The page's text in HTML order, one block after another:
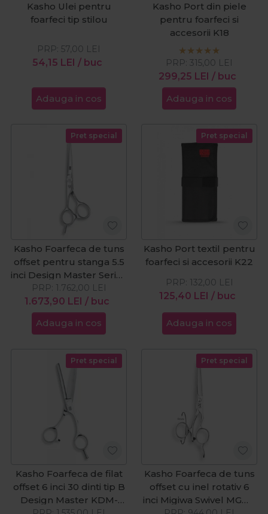
Kasho Ulei pentru
foarfeci tip stilou
54,15 LEI / buc
PRP: 57,00 LEI
Adauga in cos
Kasho Port din piele
pentru foarfeci si
accesorii K18
299,25 LEI / buc
PRP: 315,00 LEI
Adauga in cos
Pret special
Kasho Foarfeca de tuns
offset pentru stanga 5.5
inci Design Master Series
Left KDM-55OSL
1.673,90 LEI / buc
PRP: 1.762,00 LEI
Adauga in cos
Pret special
Kasho Port textil pentru
foarfeci si accesorii K22
125,40 LEI / buc
PRP: 132,00 LEI
Adauga in cos
Pret special
Kasho Foarfeca de filat
offset 6 inci 30 dinti tip B
Design Master KDM-
Pret special
Kasho Foarfeca de tuns
offset cu inel rotativ 6
inci Migiwa Swivel MGW-